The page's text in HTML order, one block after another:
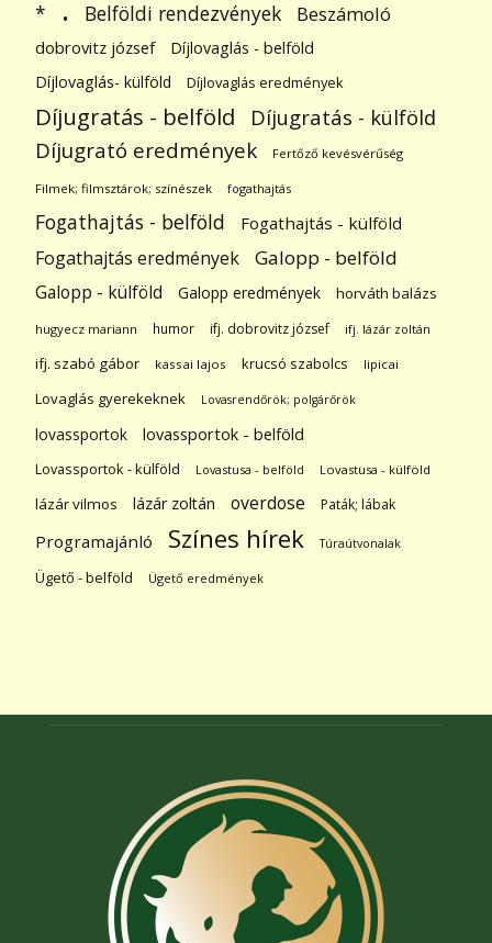
* . Belföldi rendezvények Beszámoló
dobrovitz józsef
Díjlovaglás - belföld
Díjlovaglás- külföld
Díjlovaglás eredmények
Díjugratás - belföld Díjugratás - külföld
Díjugrató eredmények Fertőző kevésvérűség
Filmek; filmsztárok; színészek fogathajtás
Fogathajtás - belföld Fogathajtás - külföld
Fogathajtás eredmények Galopp - belföld
Galopp - külföld Galopp eredmények horváth balázs
hugyecz mariann humor ifj. dobrovitz józsef ifj. lázár zoltán
ifj. szabó gábor kassai lajos krucsó szabolcs lipicai
Lovaglás gyerekeknek Lovasrendőrök; polgárőrök
lovassportok lovassportok - belföld
Lovassportok - külföld Lovastusa - belföld Lovastusa - külföld
lázár vilmos lázár zoltán overdose Paták; lábak
Programajánló Színes hírek Túraútvonalak
Ügető - belföld Ügető eredmények